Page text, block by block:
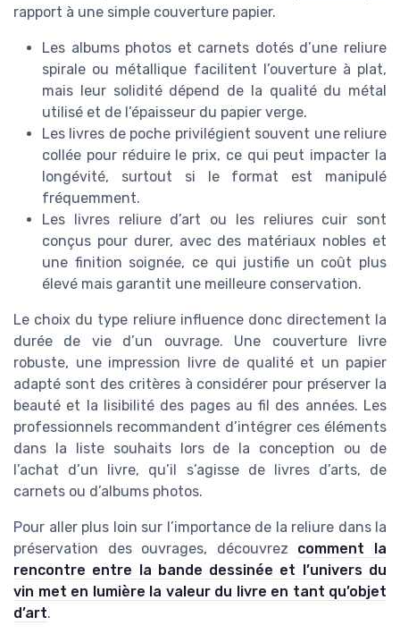
rapport à une simple couverture papier.
Les albums photos et carnets dotés d’une reliure
spirale ou métallique facilitent l’ouverture à plat,
mais leur solidité dépend de la qualité du métal
utilisé et de l’épaisseur du papier verge.
Les livres de poche privilégient souvent une reliure
collée pour réduire le prix, ce qui peut impacter la
longévité, surtout si le format est manipulé
fréquemment.
Les livres reliure d’art ou les reliures cuir sont
conçus pour durer, avec des matériaux nobles et
une finition soignée, ce qui justifie un coût plus
élevé mais garantit une meilleure conservation.
Le choix du type reliure influence donc directement la
durée de vie d’un ouvrage. Une couverture livre
robuste, une impression livre de qualité et un papier
adapté sont des critères à considérer pour préserver la
beauté et la lisibilité des pages au fil des années. Les
professionnels recommandent d’intégrer ces éléments
dans la liste souhaits lors de la conception ou de
l’achat d’un livre, qu’il s’agisse de livres d’arts, de
carnets ou d’albums photos.
Pour aller plus loin sur l’importance de la reliure dans la
préservation des ouvrages, découvrez comment la
rencontre entre la bande dessinée et l’univers du
vin met en lumière la valeur du livre en tant qu’objet
d’art.